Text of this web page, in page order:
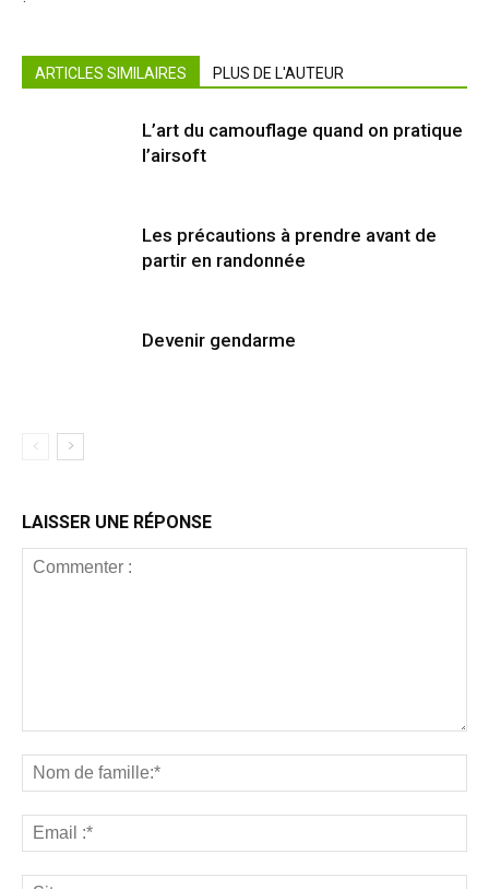
ARTICLES SIMILAIRES PLUS DE L'AUTEUR
L’art du camouflage quand on pratique
l’airsoft
Les précautions à prendre avant de
partir en randonnée
Devenir gendarme
LAISSER UNE RÉPONSE